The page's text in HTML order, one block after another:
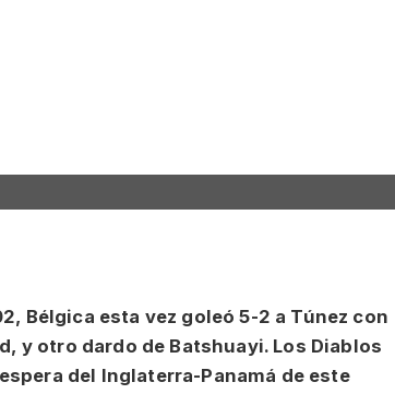
Bélgica esta vez goleó 5-2 a Túnez con
y otro dardo de Batshuayi. Los Diablos
del Inglaterra-Panamá de este